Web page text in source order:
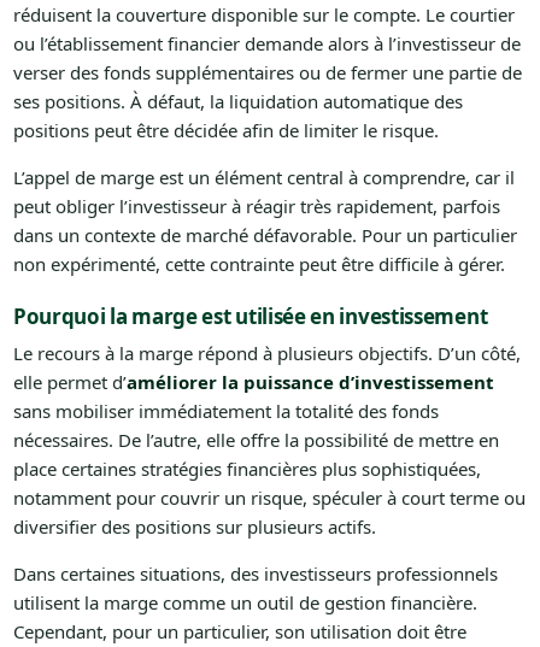
réduisent la couverture disponible sur le compte. Le courtier
ou l’établissement financier demande alors à l’investisseur de
verser des fonds supplémentaires ou de fermer une partie de
ses positions. À défaut, la liquidation automatique des
positions peut être décidée afin de limiter le risque.
L’appel de marge est un élément central à comprendre, car il
peut obliger l’investisseur à réagir très rapidement, parfois
dans un contexte de marché défavorable. Pour un particulier
non expérimenté, cette contrainte peut être difficile à gérer.
Pourquoi la marge est utilisée en investissement
Le recours à la marge répond à plusieurs objectifs. D’un côté,
elle permet d’améliorer la puissance d’investissement
sans mobiliser immédiatement la totalité des fonds
nécessaires. De l’autre, elle offre la possibilité de mettre en
place certaines stratégies financières plus sophistiquées,
notamment pour couvrir un risque, spéculer à court terme ou
diversifier des positions sur plusieurs actifs.
Dans certaines situations, des investisseurs professionnels
utilisent la marge comme un outil de gestion financière.
Cependant, pour un particulier, son utilisation doit être